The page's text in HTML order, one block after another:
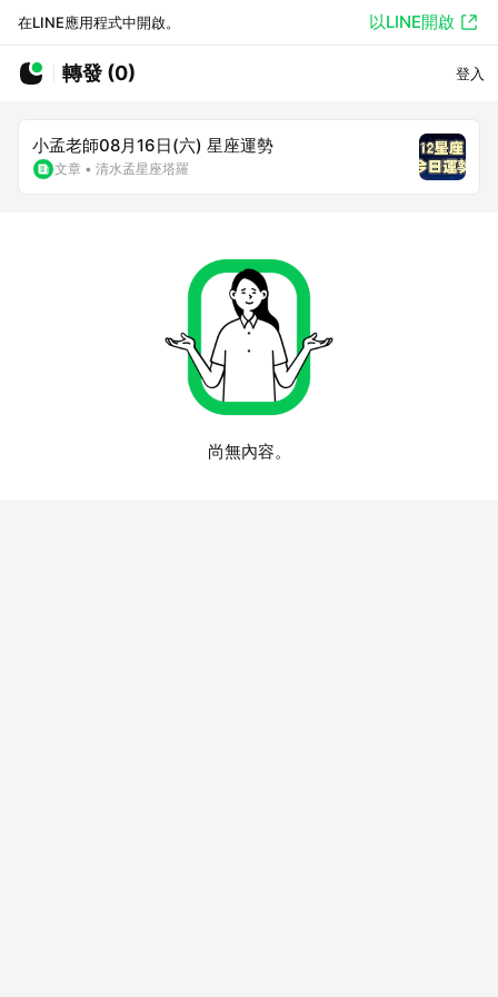
在LINE應用程式中開啟。 以LINE開啟
轉發 (0) 登入
小孟老師08月16日(六) 星座運勢
文章 • 清水孟星座塔羅
尚無內容。